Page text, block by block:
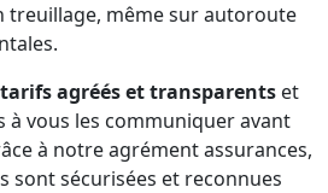
treuillage, même sur autoroute
tarifs agréés et transparents et
à vous les communiquer avant
à notre agrément assurances,
sont sécurisées et reconnues